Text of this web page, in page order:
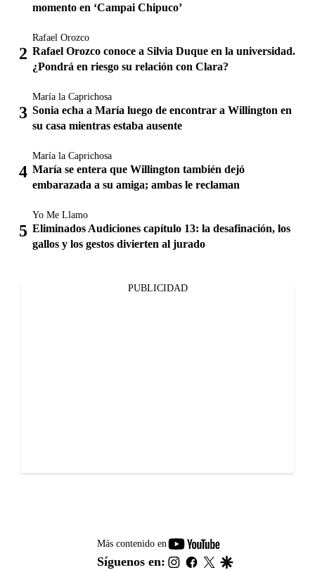
momento en ‘Campai Chipuco’
Rafael Orozco
Rafael Orozco conoce a Silvia Duque en la universidad.
¿Pondrá en riesgo su relación con Clara?
María la Caprichosa
Sonia echa a María luego de encontrar a Willington en
su casa mientras estaba ausente
María la Caprichosa
María se entera que Willington también dejó
embarazada a su amiga; ambas le reclaman
Yo Me Llamo
Eliminados Audiciones capítulo 13: la desafinación, los
gallos y los gestos divierten al jurado
PUBLICIDAD
Más contenido en
youtube-
footer
Síguenos en: instagram
facebook
twitter